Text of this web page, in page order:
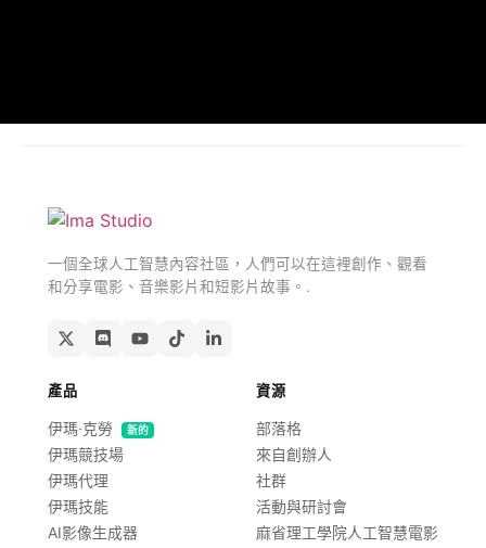
一個全球人工智慧內容社區，人們可以在這裡創作、觀看
和分享電影、音樂影片和短影片故事。.
產品
伊瑪·克勞 新的
伊瑪競技場
伊瑪代理
伊瑪技能
AI影像生成器
資源
部落格
來自創辦人
社群
活動與研討會
麻省理工學院人工智慧電影